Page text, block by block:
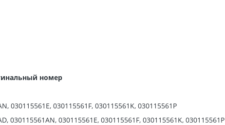
номер
030115561E, 030115561F, 030115561K, 030115561P
030115561AN, 030115561E, 030115561F, 030115561K, 030115561P